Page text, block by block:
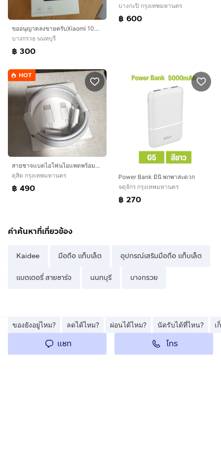
ขออนุญาตลงขายครับ ​Xiaomi 10W Power Bank 10,000 มือ 1 ยังไม่เปิดใช้งาน ​ชาร์จไร้สาย 10W ​
บางกรวย นนทบุรี
฿ 300
บางกะปิ กรุงเทพมหานคร
฿ 600
HOT
สายชาจแบตไอโฟนไอแพดพร้อมใช้ แท้จากศูนย์ ลดจาก890
ดุสิต กรุงเทพมหานคร
฿ 490
Power Bank มินิ พกพาสะดวก
จตุจักร กรุงเทพมหานคร
฿ 270
คำค้นหาที่เกี่ยวข้อง
Kaidee มือถือ แท็บเล็ต อุปกรณ์เสริมมือถือ แท็บเล็ต
แบตเตอรี่ สายชาร์จ นนทบุรี บางกรวย
ของยังอยู่ไหม? ลดได้ไหม? ผ่อนได้ไหม? นัดรับได้ที่ไหน? เ
แชท โทร